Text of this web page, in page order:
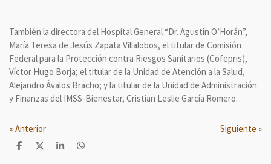
También la directora del Hospital General “Dr. Agustín O’Horán”,
María Teresa de Jesús Zapata Villalobos, el titular de Comisión
Federal para la Protección contra Riesgos Sanitarios (Cofepris),
Víctor Hugo Borja; el titular de la Unidad de Atención a la Salud,
Alejandro Ávalos Bracho; y la titular de la Unidad de Administración
y Finanzas del IMSS-Bienestar, Cristian Leslie García Romero.
« Anterior Siguiente »
C
C
C
C